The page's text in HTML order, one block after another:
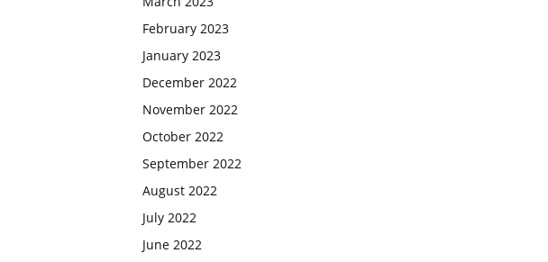
February 2023
January 2023
December 2022
November 2022
October 2022
September 2022
August 2022
July 2022
June 2022